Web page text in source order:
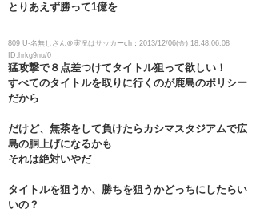
とりあえず勝って1億を
809 U-名無しさん＠実況はサッカーch：2013/12/06(金) 18:48:06.08
ID:hrkg9nu/0
猛攻撃で８点差つけてタイトル狙って欲しい！
すべてのタイトルを取りに行くのが鹿島のポリシー
だから
だけど、無茶をして負けたらカシマスタジアムで広
島の胴上げになるかも
それは絶対いやだ
タイトルを狙うか、勝ちを狙うかどっちにしたらい
いの？